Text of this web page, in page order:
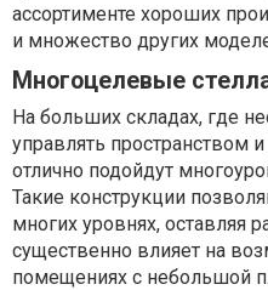
ассортименте хороших
и множество других
Многоцелевые
На больших складах, где
управлять пространством
отлично подойдут
Такие конструкции
многих уровнях, оставляя
существенно влияет на
помещениях с небольшой